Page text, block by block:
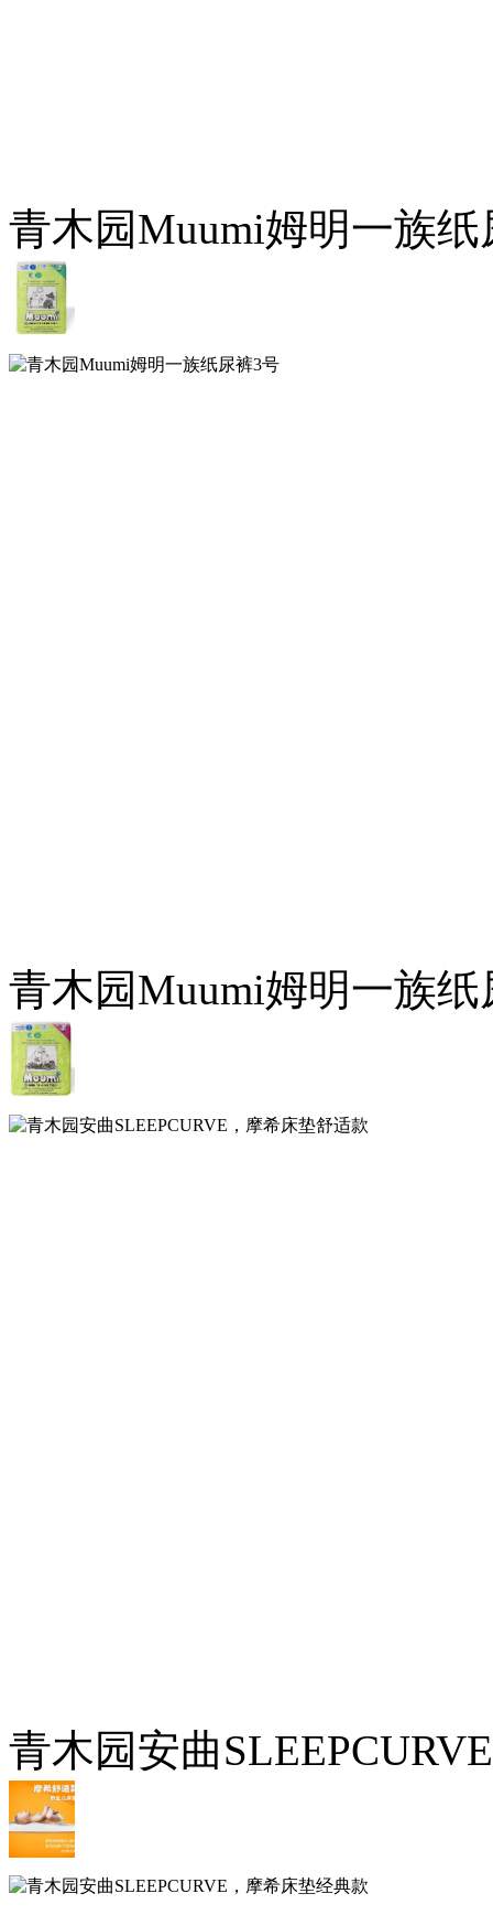
青木园Muumi姆明一族纸
青木园Muumi姆明一族纸
青木园安曲